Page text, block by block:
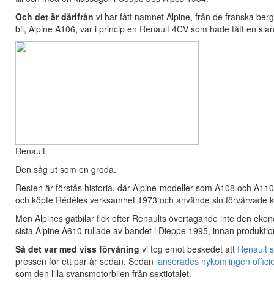
Och det är därifrån vi har fått namnet Alpine, från de franska
bil, Alpine A106, var i princip en Renault 4CV som hade fått en
Renault
Den såg ut som en groda.
Resten är förstås historia, där Alpine-modeller som A108 och
och köpte Rédélés verksamhet 1973 och använde sin förvärvade
Men Alpines gatbilar fick efter Renaults övertagande inte den
sista Alpine A610 rullade av bandet i Dieppe 1995, innan
Så det var med viss förvåning vi tog emot beskedet att Renault
pressen för ett par år sedan. Sedan lanserades nykomlingen
som den lilla svansmotorbilen från sextiotalet.